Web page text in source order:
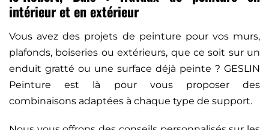
intérieur et en extérieur
Vous avez des projets de peinture pour vos murs,
plafonds, boiseries ou extérieurs, que ce soit sur un
enduit gratté ou une surface déjà peinte ? GESLIN
Peinture est là pour vous proposer des
combinaisons adaptées à chaque type de support.